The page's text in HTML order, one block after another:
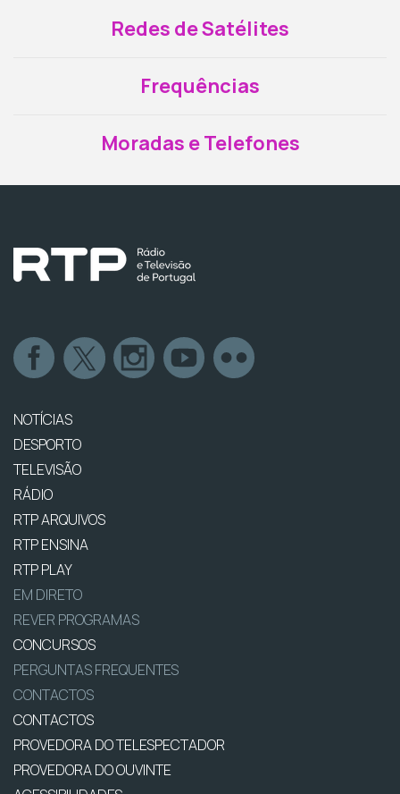
Redes de Satélites
Frequências
Moradas e Telefones
NOTÍCIAS
DESPORTO
TELEVISÃO
RÁDIO
RTP ARQUIVOS
RTP ENSINA
RTP PLAY
EM DIRETO
REVER PROGRAMAS
CONCURSOS
PERGUNTAS FREQUENTES
CONTACTOS
CONTACTOS
PROVEDORA DO TELESPECTADOR
PROVEDORA DO OUVINTE